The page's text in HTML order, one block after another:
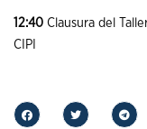
12:40 Clausura del
CIPI